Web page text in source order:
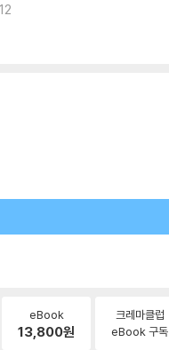
12
eBook
13,800원
크레마클럽
eBook 구독